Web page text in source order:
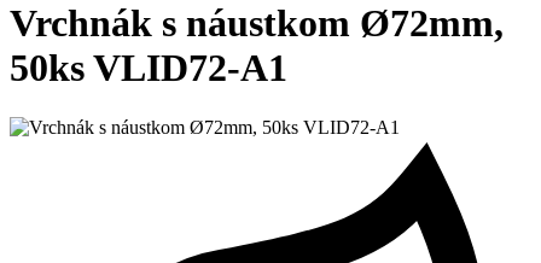
Vrchnák s náustkom Ø72mm,
50ks VLID72-A1